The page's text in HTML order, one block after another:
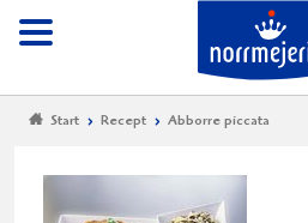
Meny
Start Recept Abborre piccata